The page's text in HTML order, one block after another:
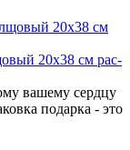
20х38 см pac-
вашему сердцу
подарка - это